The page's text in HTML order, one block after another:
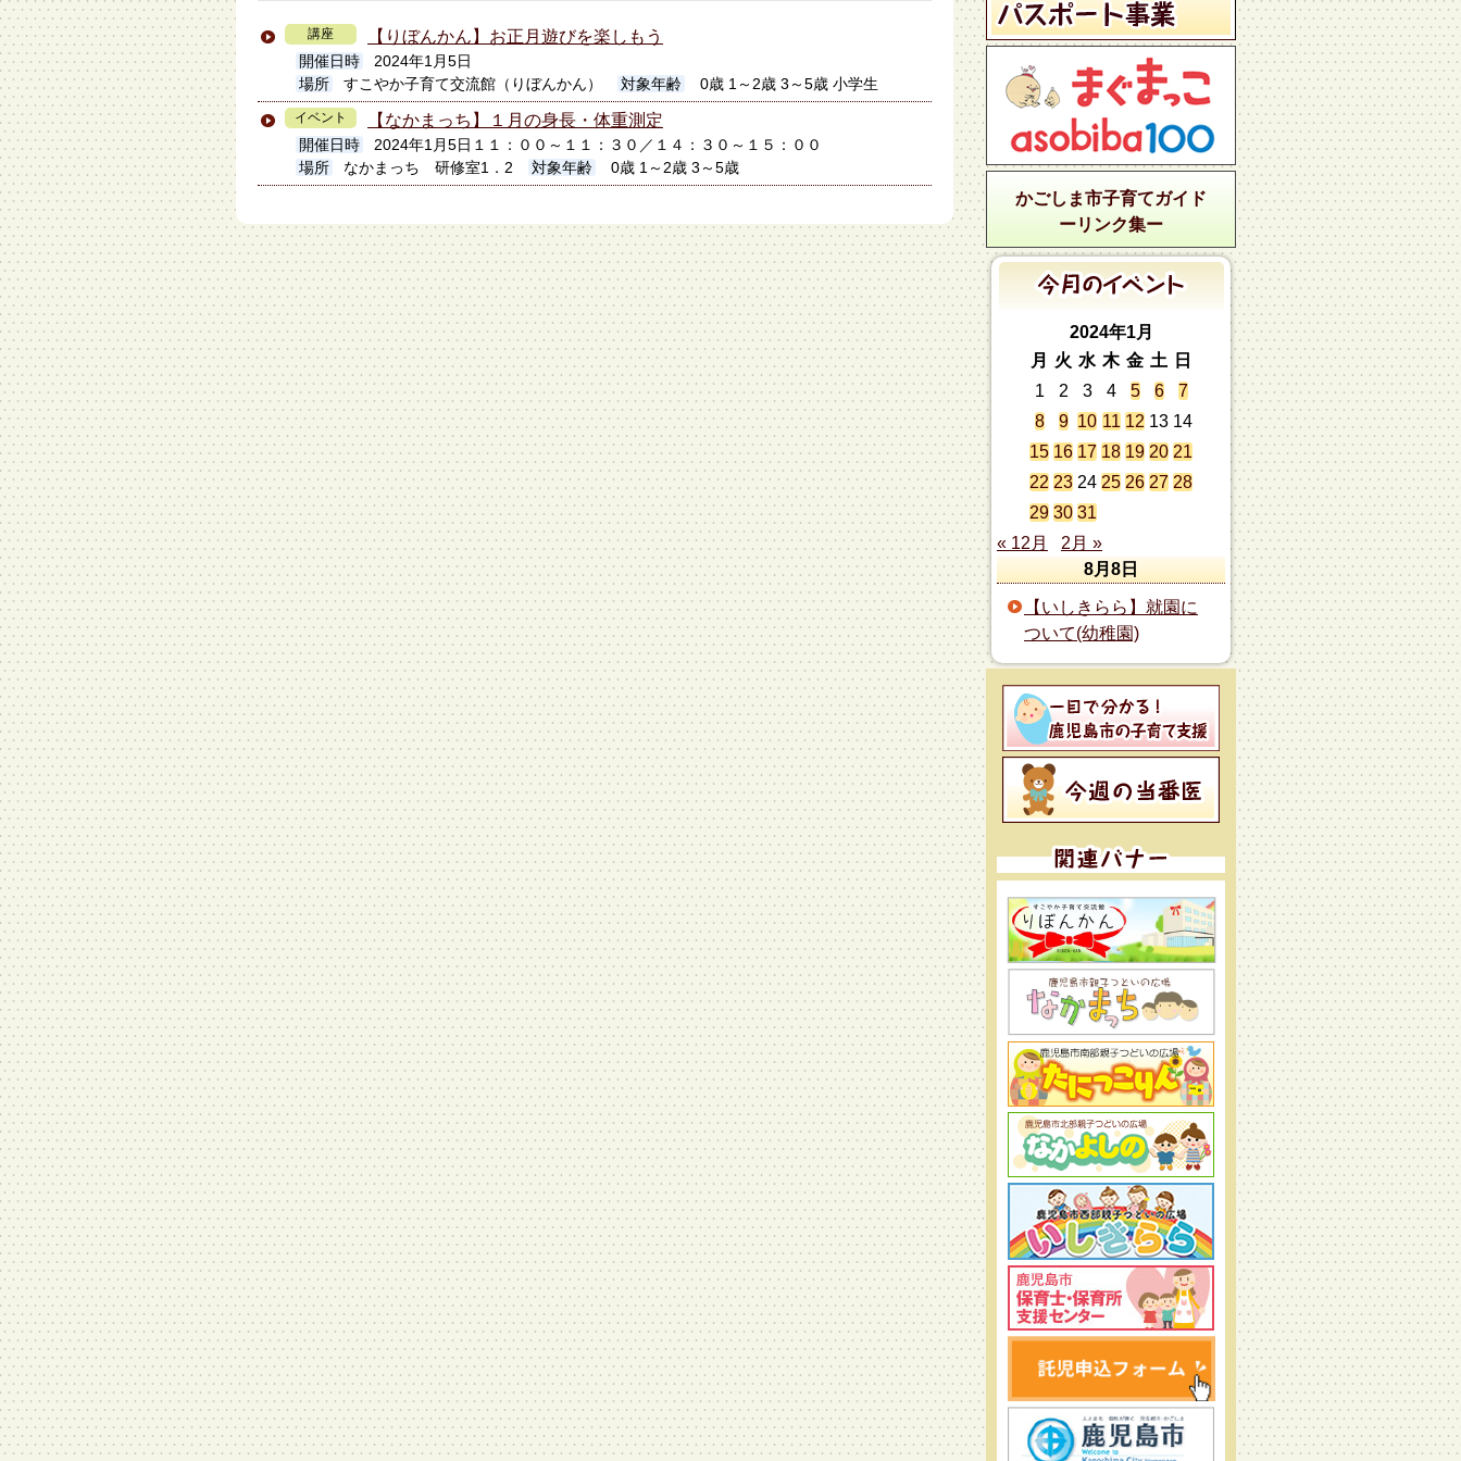
講座 【りぼんかん】お正月遊びを楽しもう
開催日時
2024年1月5日
場所
すこやか子育て交流館（りぼんかん） 対象年齢 0歳 1～2歳 3～5歳 小学生
イベント 【なかまっち】１月の身長・体重測定
開催日時
2024年1月5日１１：００～１１：３０／１４：３０～１５：００
場所
なかまっち 研修室1．2 対象年齢 0歳 1～2歳 3～5歳
かごしま市子育てガイド
ーリンク集ー
2024年1月
月
火 水 木 金 土
日
1
2 3 4 5 6
7
8
9 10 11 12 13 14
15 16 17 18 19 20 21
22 23 24 25 26 27 28
29 30 31
« 12月
2月 »
8月8日
【いしきらら】就園に
ついて(幼稚園)